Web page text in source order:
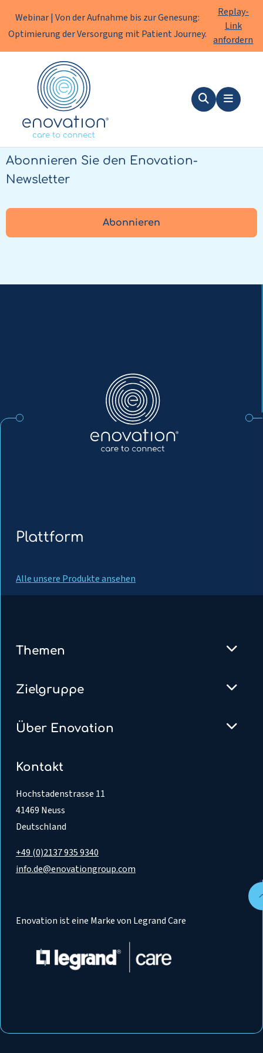
Webinar | Von der Aufnahme bis zur Genesung:
Optimierung der Versorgung mit Patient Journey.
Replay-
Link
anfordern
Enovation
SucheMenu
Stets informiert bleiben?
Abonnieren Sie den Enovation-
Newsletter
Abonnieren
Plattform
Alle unsere Produkte ansehen
Themen
Zielgruppe
Über Enovation
Kontakt
Hochstadenstrasse 11
41469 Neuss
Deutschland
+49 (0)2137 935 9340
info.de@enovationgroup.com
Enovation ist eine Marke von Legrand Care